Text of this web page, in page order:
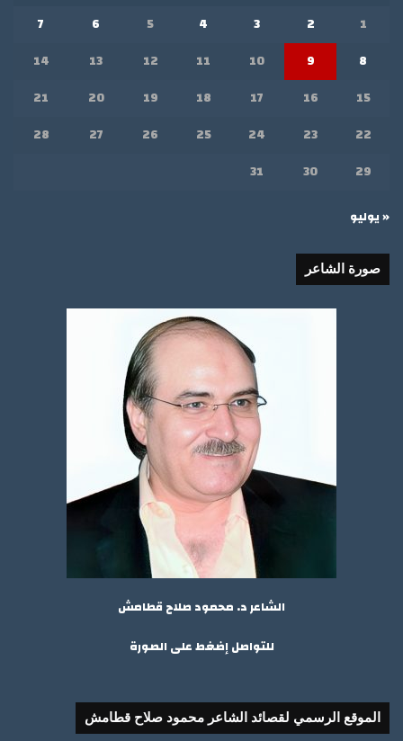
1
2
3
4
5
6
7
8
9
10
11
12
13
14
15
16
17
18
19
20
21
22
23
24
25
26
27
28
29
30
31
« يوليو
صورة الشاعر
الشاعر د. محمود صلاح قطامش
للتواصل إضغط على الصورة
الموقع الرسمي لقصائد الشاعر محمود صلاح قطامش